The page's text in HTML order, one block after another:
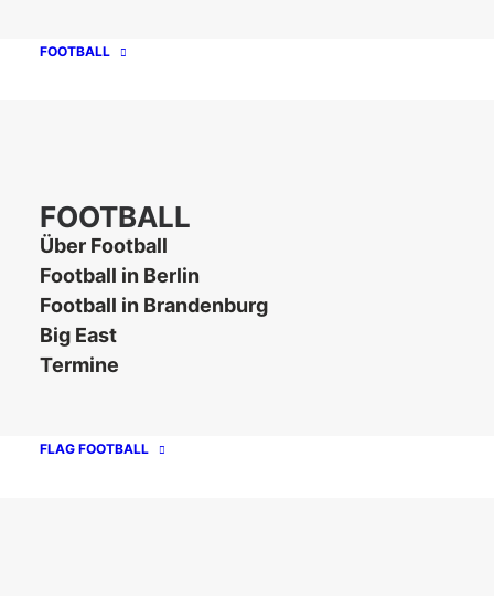
FOOTBALL
FOOTBALL
Über Football
Football in Berlin
Football in Brandenburg
Big East
Termine
FLAG FOOTBALL
E-Mail